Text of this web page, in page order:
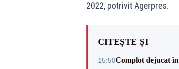
2022, potrivit Agerpres.
CITEȘTE ȘI
15:50Complot dejucat